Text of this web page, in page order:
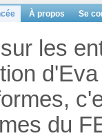
À propos Se
les
du